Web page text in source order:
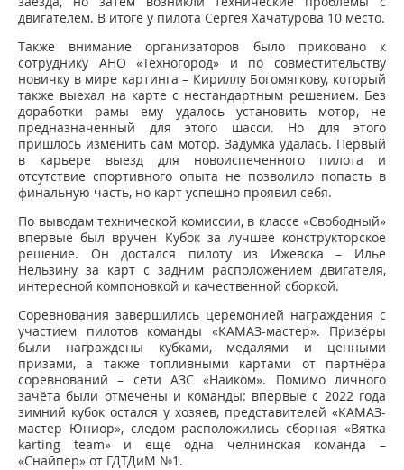
двигателем. В итоге у пилота Сергея Хачатурова 10 место.
Также внимание организаторов было приковано к
сотруднику АНО «Техногород» и по совместительству
новичку в мире картинга – Кириллу Богомягкову, который
также выехал на карте с нестандартным решением. Без
доработки рамы ему удалось установить мотор, не
предназначенный для этого шасси. Но для этого
пришлось изменить сам мотор. Задумка удалась. Первый
в карьере выезд для новоиспеченного пилота и
отсутствие спортивного опыта не позволило попасть в
финальную часть, но карт успешно проявил себя.
По выводам технической комиссии, в классе «Свободный»
впервые был вручен Кубок за лучшее конструкторское
решение. Он достался пилоту из Ижевска – Илье
Нельзину за карт с задним расположением двигателя,
интересной компоновкой и качественной сборкой.
Соревнования завершились церемонией награждения с
участием пилотов команды «КАМАЗ-мастер». Призёры
были награждены кубками, медалями и ценными
призами, а также топливными картами от партнёра
соревнований – сети АЗС «Наиком». Помимо личного
зачёта были отмечены и команды: впервые с 2022 года
зимний кубок остался у хозяев, представителей «КАМАЗ-
мастер Юниор», следом расположились сборная «Вятка
karting team» и еще одна челнинская команда –
«Снайпер» от ГДТДиМ №1.